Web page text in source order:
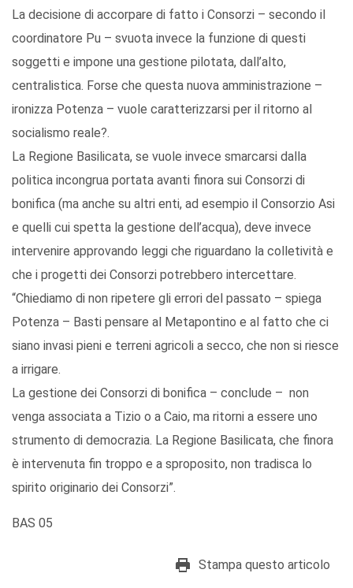
La decisione di accorpare di fatto i Consorzi – secondo il
coordinatore Pu – svuota invece la funzione di questi
soggetti e impone una gestione pilotata, dall’alto,
centralistica. Forse che questa nuova amministrazione –
ironizza Potenza – vuole caratterizzarsi per il ritorno al
socialismo reale?.
La Regione Basilicata, se vuole invece smarcarsi dalla
politica incongrua portata avanti finora sui Consorzi di
bonifica (ma anche su altri enti, ad esempio il Consorzio Asi
e quelli cui spetta la gestione dell’acqua), deve invece
intervenire approvando leggi che riguardano la colletività e
che i progetti dei Consorzi potrebbero intercettare.
“Chiediamo di non ripetere gli errori del passato – spiega
Potenza – Basti pensare al Metapontino e al fatto che ci
siano invasi pieni e terreni agricoli a secco, che non si riesce
a irrigare.
La gestione dei Consorzi di bonifica – conclude – non
venga associata a Tizio o a Caio, ma ritorni a essere uno
strumento di democrazia. La Regione Basilicata, che finora
è intervenuta fin troppo e a sproposito, non tradisca lo
spirito originario dei Consorzi”.
BAS 05
Stampa questo articolo